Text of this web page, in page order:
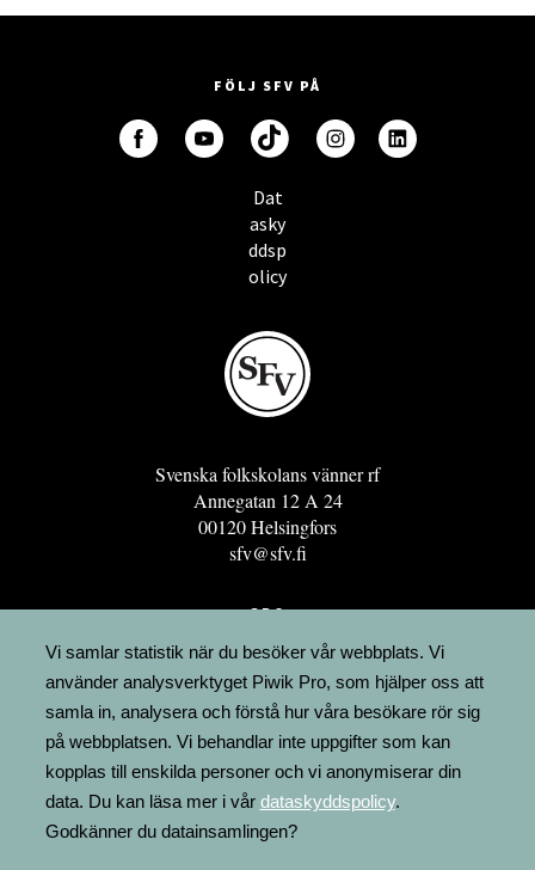
FÖLJ SFV PÅ
Dat
asky
ddsp
olicy
Svenska folkskolans vänner rf
Annegatan 12 A 24
00120 Helsingfors
sfv@sfv.fi
GRO
FÖRENINGSRESURSEN
MINNESRUNOR.FI
UPPSLAGSVERKET FINLAND
LÄGENHETER
FAKTURERING
Vi samlar statistik när du besöker vår webbplats. Vi
använder analysverktyget Piwik Pro, som hjälper oss att
samla in, analysera och förstå hur våra besökare rör sig
på webbplatsen. Vi behandlar inte uppgifter som kan
kopplas till enskilda personer och vi anonymiserar din
data. Du kan läsa mer i vår dataskyddspolicy.
Godkänner du datainsamlingen?